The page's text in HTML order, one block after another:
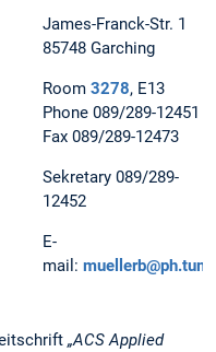
James-Franck-Str. 1
85748 Garching
Room 3278, E13
Phone 089/289-12451
Fax 089/289-12473
Sekretary 089/289-
12452
E-
mail:
„ACS Applied